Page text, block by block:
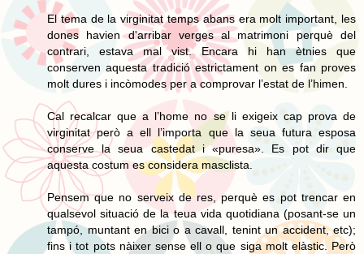
El tema de la virginitat temps abans era molt important, les
dones havien d'arribar verges al matrimoni perquè del
contrari, estava mal vist. Encara hi han ètnies que
conserven aquesta tradició estrictament on es fan proves
molt dures i incòmodes per a comprovar l’estat de l’himen.
Cal recalcar que a l’home no se li exigeix cap prova de
virginitat però a ell l’importa que la seua futura esposa
conserve la seua castedat i «puresa». Es pot dir que
aquesta costum es considera masclista.
Pensem que no serveix de res, perquè es pot trencar en
qualsevol situació de la teua vida quotidiana (posant-se un
tampó, muntant en bici o a cavall, tenint un accident, etc);
fins i tot pots nàixer sense ell o que siga molt elàstic. Però